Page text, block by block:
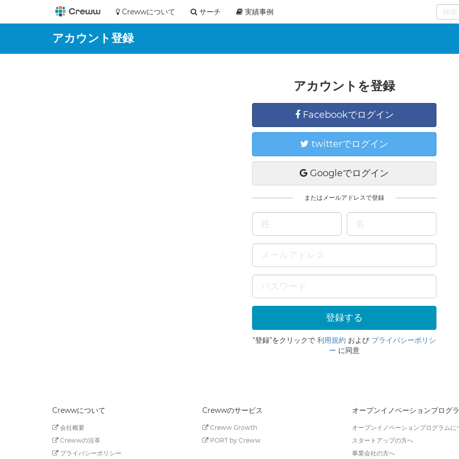
Crewwについて サーチ 実績事例
0
アカウント登録
アカウントを登録
Facebookでログイン
twitterでログイン
Googleでログイン
またはメールアドレスで登録
"登録"をクリックで 利用規約 および プライバシーポリシ
ー に同意
Crewwについて
会社概要
Crewwの沿革
プライバシーポリシー
Crewwのサービス
Creww Growth
PORT by Creww
オープンイノベーションプログ
オープンイノベーションプログラムに
スタートアップの方へ
事業会社の方へ